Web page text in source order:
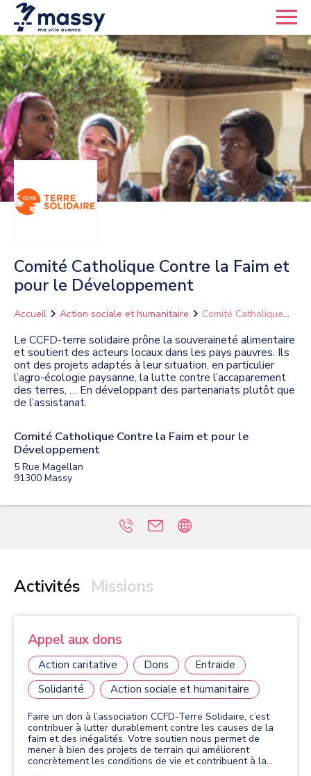
Comité Catholique Contre la Faim et
pour le Développement
Accueil Action sociale et humanitaire
Comité Catholique
Le CCFD-terre solidaire prône la souveraineté alimentaire
et soutient des acteurs locaux dans les pays pauvres. Ils
ont des projets adaptés à leur situation, en particulier
l’agro-écologie paysanne, la lutte contre l’accaparement
des terres, … En développant des partenariats plutôt que
de l’assistanat.
Comité Catholique Contre la Faim et pour le
Développement
5 Rue Magellan
91300 Massy
Activités Missions
Appel aux dons
Action caritative Dons
Entraide
Solidarité
Action sociale et humanitaire
Faire un don à l’association CCFD-Terre Solidaire, c’est
contribuer à lutter durablement contre les causes de la
faim et des inégalités. Votre soutien nous permet de
mener à bien des projets de terrain qui améliorent
concrètement les conditions de vie et contribuent à la